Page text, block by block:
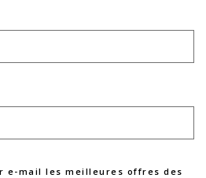
e-mail les meilleures offres des